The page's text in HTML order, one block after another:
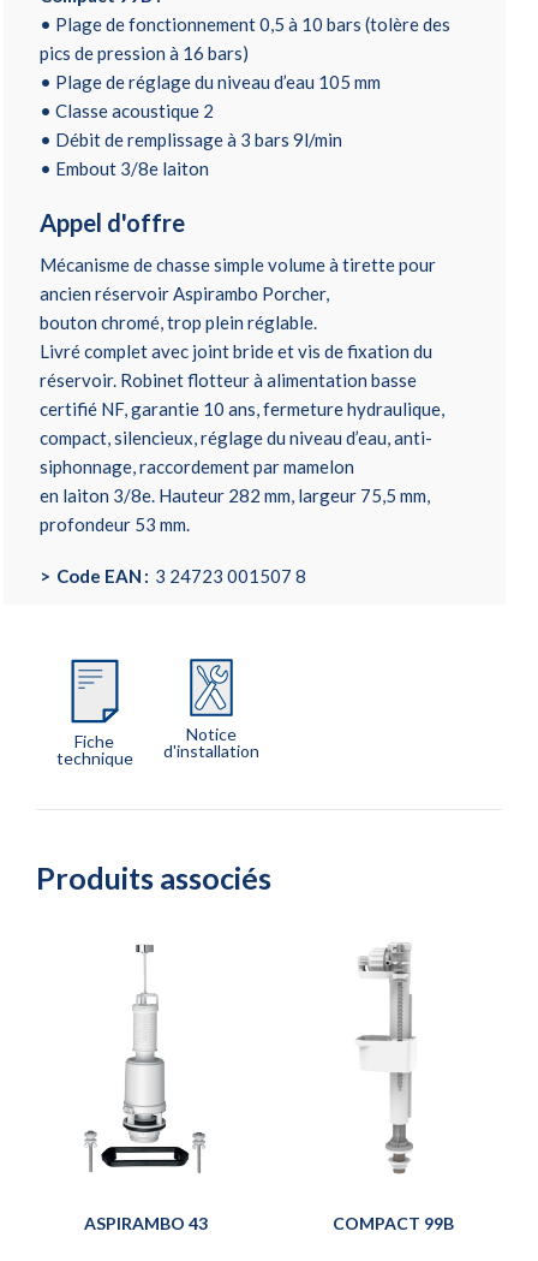
• Plage de fonctionnement 0,5 à 10 bars (tolère des
pics de pression à 16 bars)
• Plage de réglage du niveau d’eau 105 mm
• Classe acoustique 2
• Débit de remplissage à 3 bars 9l/min
• Embout 3/8e laiton
Appel d'offre
Mécanisme de chasse simple volume à tirette pour
ancien réservoir Aspirambo Porcher,
bouton chromé, trop plein réglable.
Livré complet avec joint bride et vis de fixation du
réservoir. Robinet flotteur à alimentation basse
certifié NF, garantie 10 ans, fermeture hydraulique,
compact, silencieux, réglage du niveau d’eau, anti-
siphonnage, raccordement par mamelon
en laiton 3/8e. Hauteur 282 mm, largeur 75,5 mm,
profondeur 53 mm.
Code EAN 3 24723 001507 8
Fiche
technique
Notice
d'installation
Produits associés
ASPIRAMBO 43 COMPACT 99B